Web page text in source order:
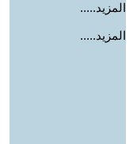
المزيد.....
المزيد.....